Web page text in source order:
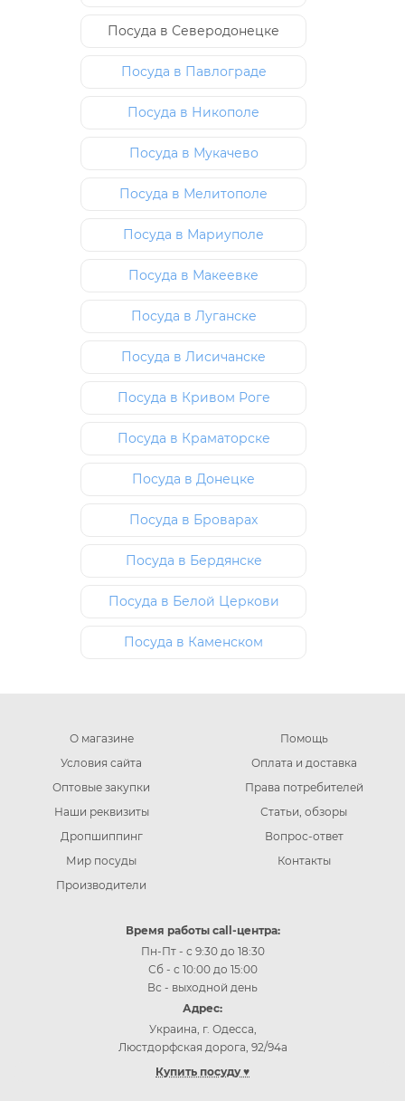
Посуда в Северодонецке
Посуда в Павлограде
Посуда в Никополе
Посуда в Мукачево
Посуда в Мелитополе
Посуда в Мариуполе
Посуда в Макеевке
Посуда в Луганске
Посуда в Лисичанске
Посуда в Кривом Роге
Посуда в Краматорске
Посуда в Донецке
Посуда в Броварах
Посуда в Бердянске
Посуда в Белой Церкови
Посуда в Каменском
О магазине
Условия сайта
Оптовые закупки
Наши реквизиты
Дропшиппинг
Мир посуды
Производители
Помощь
Оплата и доставка
Права потребителей
Статьи, обзоры
Вопрос-ответ
Контакты
Время работы call-центра:
Пн-Пт - с 9:30 до 18:30
Сб - с 10:00 до 15:00
Вс - выходной день
Адрес:
Украина, г. Одесса,
Люстдорфская дорога, 92/94а
Купить посуду ♥